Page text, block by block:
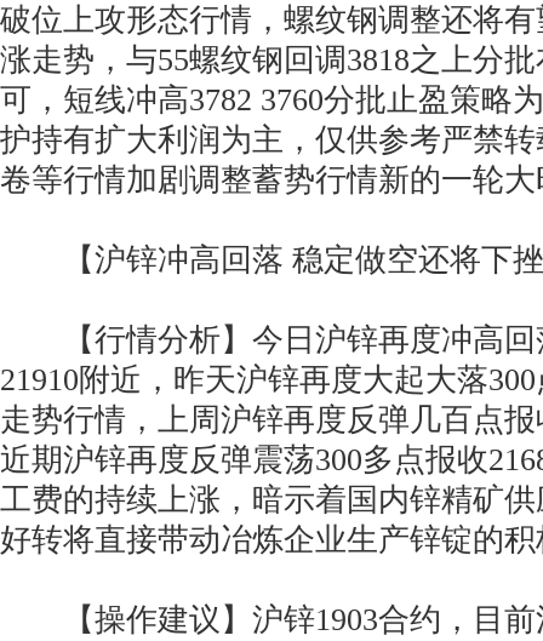
破位上攻形态行情，螺纹钢调整还将
涨走势，与55螺纹钢回调3818之上分
可，短线冲高3782 3760分批止盈策略
护持有扩大利润为主，仅供参考严禁
卷等行情加剧调整蓄势行情新的一轮
【沪锌冲高回落 稳定做空还将下
【行情分析】今日沪锌再度冲高回
21910附近，昨天沪锌再度大起大落
走势行情，上周沪锌再度反弹几百点报
近期沪锌再度反弹震荡300多点报收
工费的持续上涨，暗示着国内锌精矿
好转将直接带动冶炼企业生产锌锭的
【操作建议】沪锌1903合约，目前